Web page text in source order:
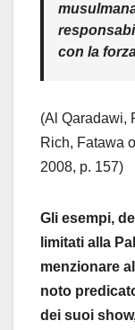
con la
(Al Qaradawi,
Rich, Fatawa
2008, p. 157)
Gli esempi,
limitati alla
menzionare
noto
dei suoi